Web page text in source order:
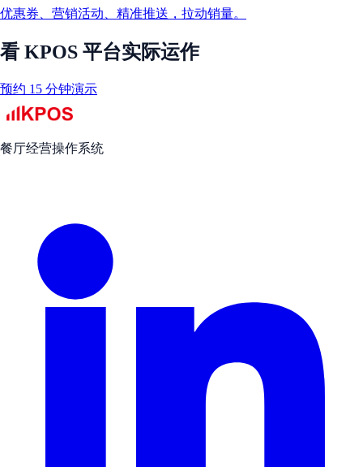
优惠券、营销活动、精准推送，拉动销量。
看 KPOS 平台实际运作
预约 15 分钟演示
餐厅经营操作系统